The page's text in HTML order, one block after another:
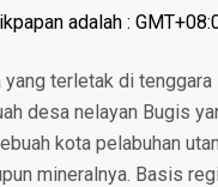
adalah :
yang terletak di
desa nelayan Bugis
kota pelabuhan
mineralnya. Basis